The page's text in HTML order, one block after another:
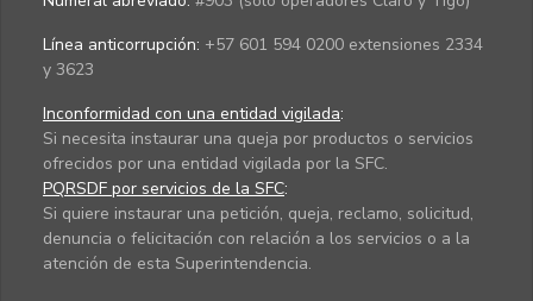
Línea anticorrupción: +57 601 594 0200 extensiones 2334
y 3623
Inconformidad con una entidad vigilada:
Si necesita instaurar una queja por productos o servicios
ofrecidos por una entidad vigilada por la SFC.
PQRSDF por servicios de la SFC:
Si quiere instaurar una petición, queja, reclamo, solicitud,
denuncia o felicitación con relación a los servicios o a la
atención de esta Superintendencia.